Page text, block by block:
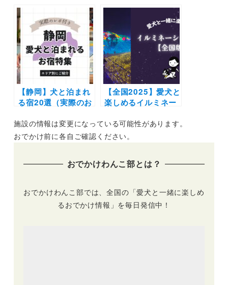
「CAKE LINK FOR
DOGS」が誕生！全
国宅配サービスも◎
ドギーマケットも！
愛犬と赤レンガ倉庫
エリアで楽しもう
♪「BAY WALK
MARKET 2022」
（横浜赤レンガ倉
庫）12/9～11日開催
【静岡】犬と泊まれ
る宿20選（実際のお
リア別に温泉やコテ
ージなど新施設や穴
【全国2025】愛犬と
楽しめるイルミネー
選！イベント情報も
満載 | わんこと冬の
レポートあり）
施設の情報は変更になっている可能性があります。
おでかけ前に各自ご確認ください。
おでかけわんこ部とは？
おでかけわんこ部では、全国の「愛犬と一緒に楽しめ
るおでかけ情報」を毎日発信中！